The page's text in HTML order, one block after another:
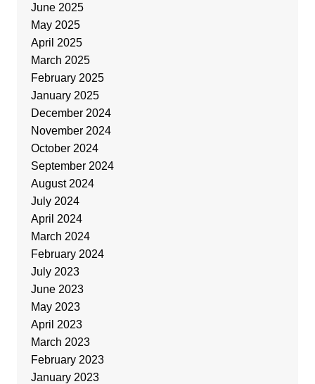
June 2025
May 2025
April 2025
March 2025
February 2025
January 2025
December 2024
November 2024
October 2024
September 2024
August 2024
July 2024
April 2024
March 2024
February 2024
July 2023
June 2023
May 2023
April 2023
March 2023
February 2023
January 2023